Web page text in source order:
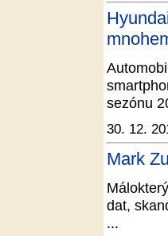
sezónu
30. 12.
Mark
dat,
...